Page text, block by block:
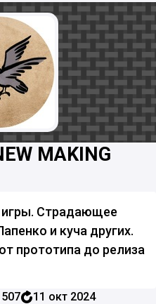
MAKING
Страдающее
и куча других.
прототипа до релиза
507 11 окт 2024